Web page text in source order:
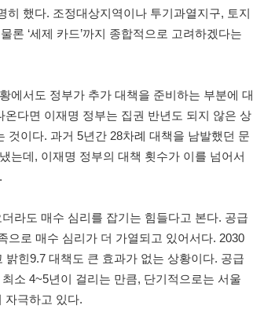
했다. 조정대상지역이나 투기과열지구, 토지
론 ‘세제 카드’까지 종합적으로 고려하겠다는
에서도 정부가 추가 대책을 준비하는 부분에 대
다면 이재명 정부는 집권 반년도 되지 않은 상
것이다. 과거 5년간 28차례 대책을 남발했던 문
는데, 이재명 정부의 대책 횟수가 이를 넘어서
라도 매수 심리를 잡기는 힘들다고 본다. 공급
으로 매수 심리가 더 가열되고 있어서다. 2030
힌9.7 대책도 큰 효과가 없는 상황이다. 공급
소 4~5년이 걸리는 만큼, 단기적으로는 서울
자극하고 있다.